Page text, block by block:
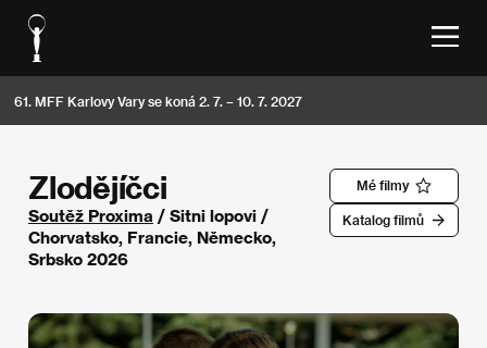
61. MFF Karlovy Vary se koná 2. 7. – 10. 7. 2027
Mé filmy
Katalog filmů
Zlodějíčci
Soutěž Proxima / Sitni lopovi /
Chorvatsko, Francie, Německo,
Srbsko 2026